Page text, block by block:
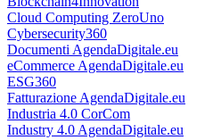
TUTTE LE TESTATE
Applicazioni e Tecnologie
Ai4Business
Bigdata4Innovation
Blockchain4Innovation
Cloud Computing
Cybersecurity360
DocumentiAgendaDigitale.eu
eCommerceAgendaDigitale.eu